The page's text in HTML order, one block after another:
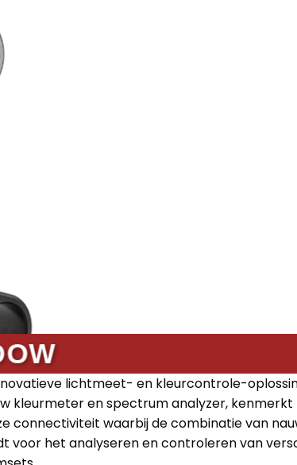
lichtmeet- en kleurcontrole-
kleurmeter en spectrum analyzer, kenmerkt
connectiviteit waarbij de combinatie van
voor het analyseren en controleren van